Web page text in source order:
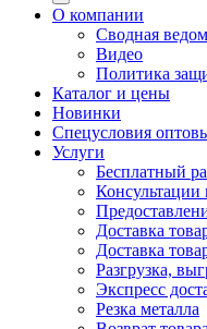
О компании
Сводная
Видео
Политика
Каталог и цены
Новинки
Спецусловия
Услуги
Бесплатный
Консультации
Доставка
Доставка
Разгрузка,
Экспресс
Резка металла